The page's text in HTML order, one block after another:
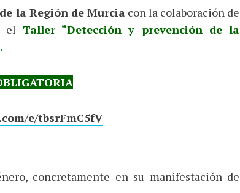
la Región de Murcia con la colaboración de
el Taller “Detección y prevención de la
e/tbsrFmC5fV
concretamente en su manifestación de